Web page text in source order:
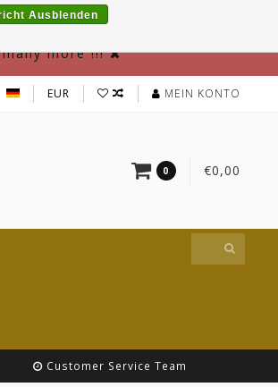
more !!!
EUR MEIN KONTO
0 €0,00
Customer Service Team
Ausblenden